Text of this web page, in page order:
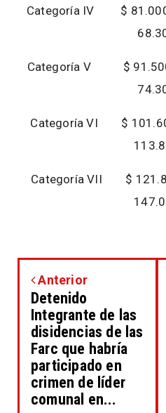
Categoría IV $
Categoría V $
Categoría VI $
Categoría VII $
Anterior
Detenido
Integrante de las
disidencias de las
Farc que habría
participado en
crimen de líder
comunal en...